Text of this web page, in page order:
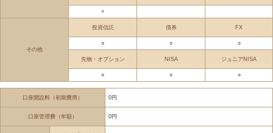
×
その他
投資信託 債券 FX
○ ○ ○
先物・オプション NISA ジュニアNISA
○ ○ ○
口座開設料（初期費用） 0円
口座管理費（年額） 0円